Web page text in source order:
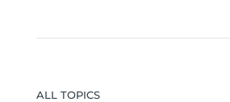
ALL TOPICS